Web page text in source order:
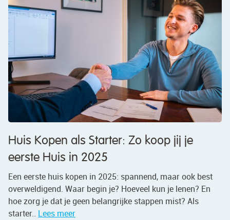
Huis Kopen als Starter: Zo koop jij je
eerste Huis in 2025
Een eerste huis kopen in 2025: spannend, maar ook best
overweldigend. Waar begin je? Hoeveel kun je lenen? En
hoe zorg je dat je geen belangrijke stappen mist? Als
starter.. Lees meer